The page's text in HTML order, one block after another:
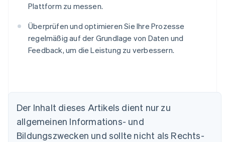
Plattform zu messen.
Überprüfen und optimieren Sie Ihre Prozesse
regelmäßig auf der Grundlage von Daten und
Feedback, um die Leistung zu verbessern.
Der Inhalt dieses Artikels dient nur zu
allgemeinen Informations- und
Bildungszwecken und sollte nicht als Rechts-
Australien
English
Belgien